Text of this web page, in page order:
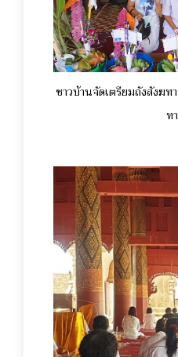
ชาวบ้านจัดเตรียมถังสังฆท
ท